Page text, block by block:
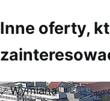
Inne oferty,
Wymiana